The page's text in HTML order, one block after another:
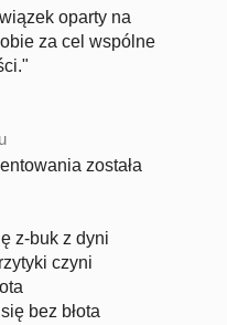
oparty na
za cel wspólne
została
z-buk z dyni
czyni
bez błota